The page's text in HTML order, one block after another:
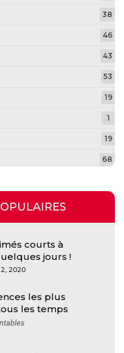
38
46
43
53
19
1
19
68
courts à
jours !
2020
les plus
les temps